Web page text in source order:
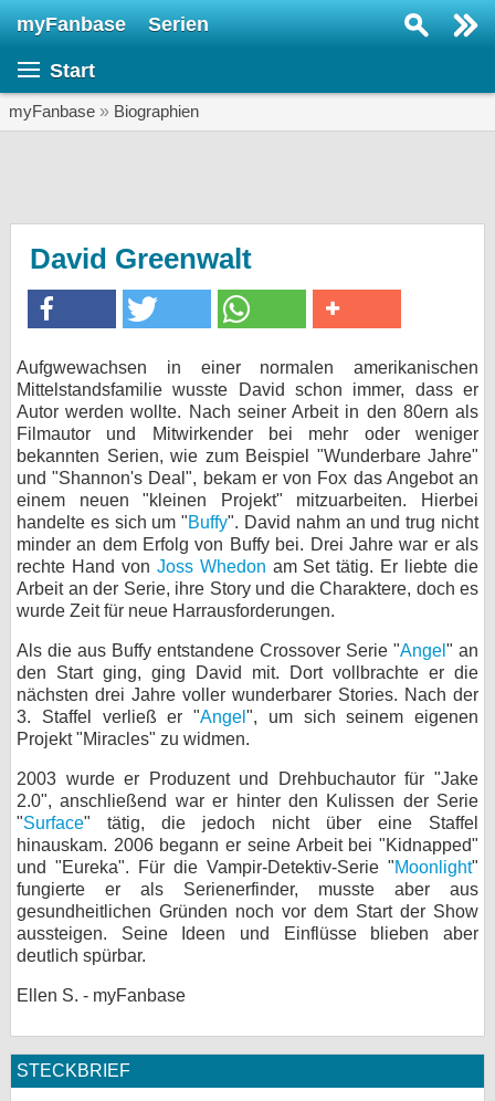
myFanbase Serien
Start
myFanbase » Biographien
David Greenwalt
Aufgwewachsen in einer normalen amerikanischen
Mittelstandsfamilie wusste David schon immer, dass er
Autor werden wollte. Nach seiner Arbeit in den 80ern als
Filmautor und Mitwirkender bei mehr oder weniger
bekannten Serien, wie zum Beispiel "Wunderbare Jahre"
und "Shannon's Deal", bekam er von Fox das Angebot an
einem neuen "kleinen Projekt" mitzuarbeiten. Hierbei
handelte es sich um "Buffy". David nahm an und trug nicht
minder an dem Erfolg von Buffy bei. Drei Jahre war er als
rechte Hand von Joss Whedon am Set tätig. Er liebte die
Arbeit an der Serie, ihre Story und die Charaktere, doch es
wurde Zeit für neue Harrausforderungen.
Als die aus Buffy entstandene Crossover Serie "Angel " an
den Start ging, ging David mit. Dort vollbrachte er die
nächsten drei Jahre voller wunderbarer Stories. Nach der
3. Staffel verließ er "Angel ", um sich seinem eigenen
Projekt "Miracles" zu widmen.
2003 wurde er Produzent und Drehbuchautor für "Jake
2.0", anschließend war er hinter den Kulissen der Serie
"Surface" tätig, die jedoch nicht über eine Staffel
hinauskam. 2006 begann er seine Arbeit bei "Kidnapped"
und "Eureka". Für die Vampir-Detektiv-Serie "Moonlight"
fungierte er als Serienerfinder, musste aber aus
gesundheitlichen Gründen noch vor dem Start der Show
aussteigen. Seine Ideen und Einflüsse blieben aber
deutlich spürbar.
Ellen S. - myFanbase
STECKBRIEF
Veranstaltungen
KULTUR
SERVICE
Gewinnspiele
Forum
bei X
bei Facebook
Kontakt
Nutzungsbedingungen
Datenschutz
Cookie-Einstellungen
Impressum
Desktop-Ansicht
myFanbase